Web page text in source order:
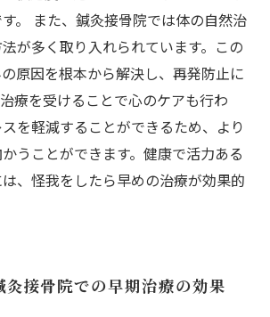
。 また、鍼灸接骨院では体の自然治
が多く取り入れられています。この
原因を根本から解決し、再発防止に
療を受けることで心のケアも行わ
を軽減することができるため、より
うことができます。健康で活力ある
、怪我をしたら早めの治療が効果的
灸接骨院での早期治療の効果